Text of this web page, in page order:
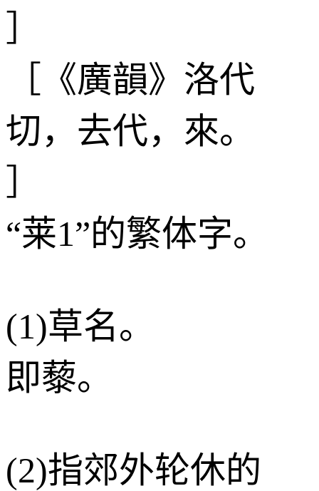
［《廣韻》洛代
切，去代，來。
“莱1”的繁体字。
(1)草名。
即藜。
(2)指郊外轮休的